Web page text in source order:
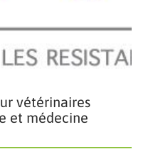
vétérinaires
et médecine